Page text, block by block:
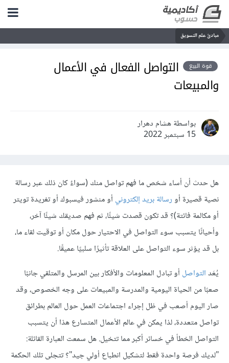
مبادئ علم التسويق
قوة البيع
التواصل الفعال في الأعمال
والمبيعات
بواسطة هشام دهرار
15 سبتمبر 2022
هل حدث أن أساء شخص ما فهم تواصل منك (سواءٌ كان ذلك عبر رسالة
نصية قصيرة أورسالة بريد إلكتروني أو منشور فيسبوك أو تغريدة تويتر
أو مكالمة فائتة)؟ قد تكون قصدت شيئًا، ثم فهم صديقك شيئًا آخر،
وأحيانًا يتسبب سوء التواصل في الاحتيار حول مكان أو توقيت لقاء ما،
بل قد يؤثر سوء التواصل على العلاقة تأثيرًا سلبيًا عميقًا.
يُعَدالتواصل أو تبادل المعلومات والأفكار بين المرسل والمتلقي جانبًا
صعبًا من الحياة اليومية والمدرسة والمبيعات على وجه الخصوص، وقد
صار اليوم أصعب في ظل إجراء اجتماعات العمل حول العالم بطرائق
تواصل متعددة، لذا يمكن في عالم الأعمال المتسارع هذا أن يتسبب
التواصل الخطأ في خسائر أكبر مما تتخيل. هل سمعت العبارة القائلة:
"لديك فرصة واحدة فقط لتشكيل انطباع أولي جيد"؟ تتجلى تلك الحكمة